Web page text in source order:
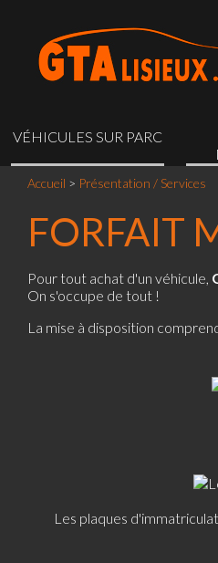
VÉHICULES SUR PARC
Accueil > Présentation / Services
FORFAIT
Pour tout achat d'un véhicule,
On s'occupe de tout !
La mise à disposition
Les plaques